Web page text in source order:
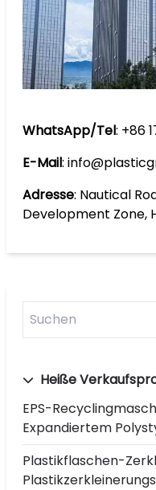
Heiße
EPS-
Expandiertem
Plastikflaschen-
WhatsApp/Tel: +86
E-Mail:
Adresse: Nautical
Development Zone,